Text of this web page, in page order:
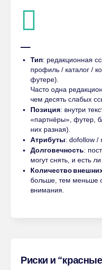
Тип: редакционная
профиль / каталог /
футере).
Часто одна
чем десять слабых
Позиция: внутри
«партнёры», футер,
них разная).
Атрибуты: dofollow /
Долговечность:
могут снять, и есть
Количество
больше, тем меньше
внимания.
Риски и